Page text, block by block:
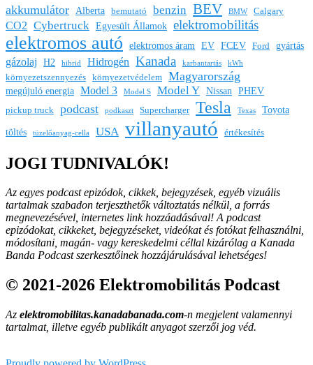
akkumulátor Alberta bemutató benzin BEV BMW Calgary
CO2 Cybertruck Egyesült Államok elektromobilitás
elektromos autó elektromos áram EV FCEV Ford gyártás
gázolaj H2 hibrid Hidrogén Kanada karbantartás kWh
környezetszennyezés környezetvédelem Magyarország
megújuló energia Model 3 Model S Model Y Nissan PHEV
pickup truck podcast podkaszt Supercharger Tesla Texas
Toyota
töltés
tüzelőanyag-cella USA villanyautó értékesítés
JOGI TUDNIVALÓK!
Az egyes podcast epizódok, cikkek, bejegyzések, egyéb vizuális
tartalmak szabadon terjeszthetők változtatás nélkül, a forrás
megnevezésével, internetes link hozzáadásával! A podcast
epizódokat, cikkeket, bejegyzéseket, videókat és fotókat felhasználni,
módosítani, magán- vagy kereskedelmi céllal kizárólag a Kanada
Banda Podcast szerkesztőinek hozzájárulásával lehetséges!
© 2021-2026 Elektromobilitás Podcast
Az elektromobilitas.kanadabanada.com-n megjelent valamennyi
tartalmat, illetve egyéb publikált anyagot szerzői jog véd.